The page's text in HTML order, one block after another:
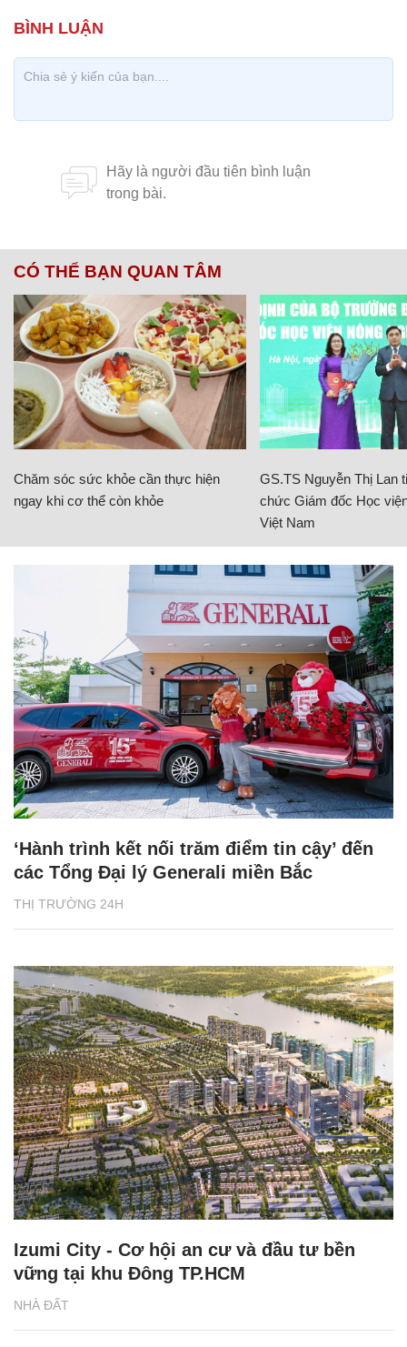
CÓ THỂ BẠN QUAN TÂM
Chăm sóc sức khỏe cần thực hiện
ngay khi cơ thể còn khỏe
GS.TS Nguyễn Thị Lan
chức Giám đốc Học
Việt Nam
THỊ TRƯỜNG 24H
‘Hành trình kết nối trăm điểm tin cậy’ đến
các Tổng Đại lý Generali miền Bắc
NHÀ ĐẤT
Izumi City - Cơ hội an cư và đầu tư bền
vững tại khu Đông TP.HCM